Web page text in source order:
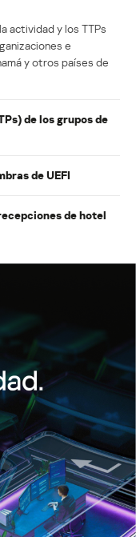
actividad y los TTPs
e
y otros países de
de los grupos de
de UEFI
de hotel